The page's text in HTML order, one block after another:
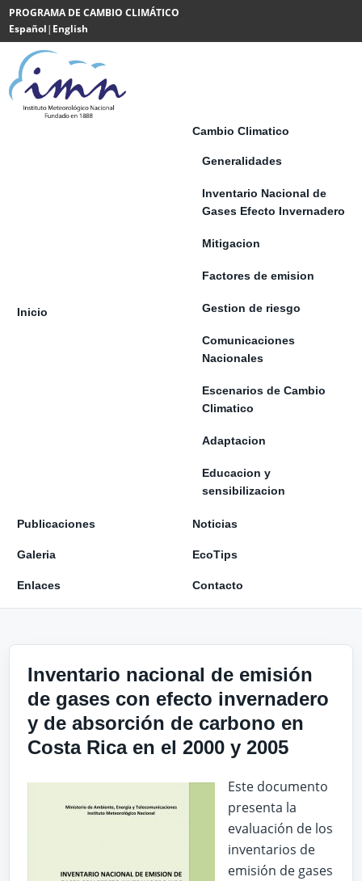
Saltar al contenido
PROGRAMA DE CAMBIO CLIMÁTICO
Español| English
Powered
by
Translate
Inicio
Cambio Climatico
Generalidades
Inventario Nacional de
Gases Efecto Invernadero
Mitigacion
Factores de emision
Gestion de riesgo
Comunicaciones
Nacionales
Escenarios de Cambio
Climatico
Adaptacion
Educacion y
sensibilizacion
Publicaciones Noticias
Galeria EcoTips
Enlaces Contacto
Inventario nacional de emisión
de gases con efecto invernadero
y de absorción de carbono en
Costa Rica en el 2000 y 2005
Este documento
presenta la
evaluación de los
inventarios de
emisión de gases